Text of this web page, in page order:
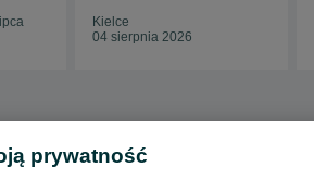
Kielce
04 sierpnia 2026
Sprzęt audio Głośniki i kolumny
Subwoofery - Warszawa
prywatność